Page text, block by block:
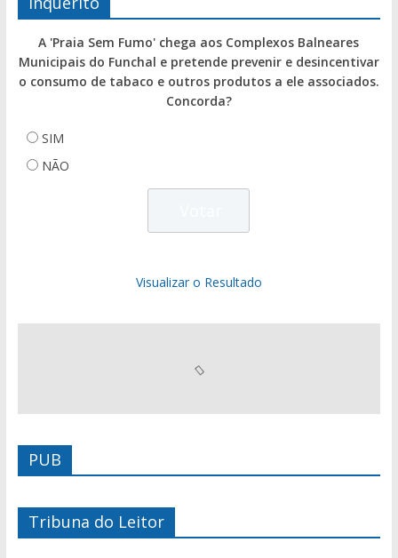
A 'Praia Sem Fumo' chega aos Complexos Balneares
Municipais do Funchal e pretende prevenir e desincentivar
o consumo de tabaco e outros produtos a ele associados.
Concorda?
SIM
NÃO
Visualizar o Resultado
PUB
Tribuna do Leitor